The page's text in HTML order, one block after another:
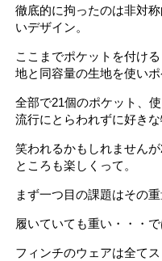
徹底的に拘ったのは非対
いデザイン。
ここまでポケットを付け
地と同容量の生地を使いポ
全部で21個のポケット、
流行にとらわれずに好きな
笑われるかもしれません
ところも楽しくって。
まず一つ目の課題はその重
履いていても重い・・・
フィンチのウェアは全て